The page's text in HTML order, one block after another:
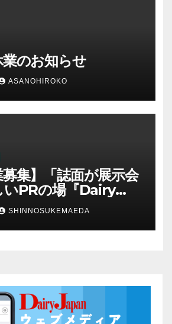
のお知らせ
ASANOHIROKO
募集】「誌面が展示会
いPRの場『Dairy
示会』」
SHINNOSUKEMAEDA